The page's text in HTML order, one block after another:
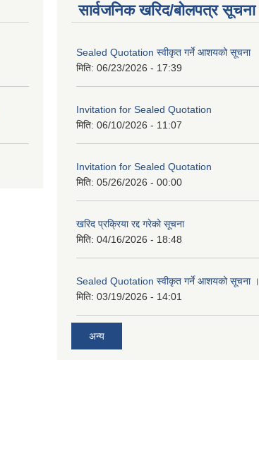
सार्वजनिक खरिद/बोलपत्र सूचना
Sealed Quotation स्वीकृत गर्ने आशयको सूचना
मिति: 06/23/2026 - 17:39
Invitation for Sealed Quotation
मिति: 06/10/2026 - 11:07
Invitation for Sealed Quotation
मिति: 05/26/2026 - 00:00
खरिद प्रक्रिया रद्द गरेको सूचना
मिति: 04/16/2026 - 18:48
Sealed Quotation स्वीकृत गर्ने आशयको सूचना ।
मिति: 03/19/2026 - 14:01
अन्य